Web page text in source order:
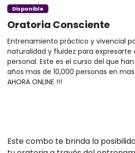
Disponible
Oratoria Consciente
Entrenamiento práctico y vivencial
naturalidad y fluidez para expresarte
personal. Este es el curso del que
años mas de 10,000 personas en
AHORA ONLINE !!!
Este combo te brinda la